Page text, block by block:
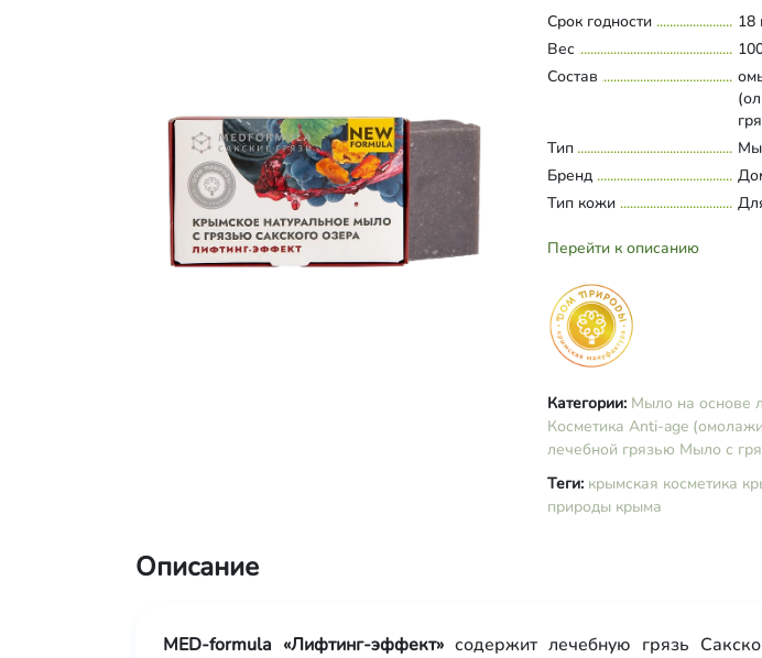
Срок годности
18
Вес
Состав
Тип
Бренд
Тип кожи
Перейти к описанию
Категории: Мыло на основе
Косметика Anti-age
лечебной грязью Мыло с
Теги: крымская косметика
природы крыма
Описание
MED-formula «Лифтинг-эффект» содержит лечебную грязь